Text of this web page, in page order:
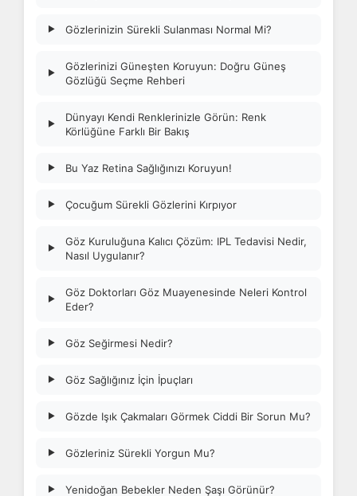
▶ Gözlerinizin Sürekli Sulanması Normal Mi?
▶
Gözlerinizi Güneşten Koruyun: Doğru Güneş
Gözlüğü Seçme Rehberi
▶
Dünyayı Kendi Renklerinizle Görün: Renk
Körlüğüne Farklı Bir Bakış
▶ Bu Yaz Retina Sağlığınızı Koruyun!
▶ Çocuğum Sürekli Gözlerini Kırpıyor
▶
Göz Kuruluğuna Kalıcı Çözüm: IPL Tedavisi Nedir,
Nasıl Uygulanır?
▶
Göz Doktorları Göz Muayenesinde Neleri Kontrol
Eder?
▶ Göz Seğirmesi Nedir?
▶ Göz Sağlığınız İçin İpuçları
▶ Gözde Işık Çakmaları Görmek Ciddi Bir Sorun Mu?
▶ Gözleriniz Sürekli Yorgun Mu?
▶ Yenidoğan Bebekler Neden Şaşı Görünür?